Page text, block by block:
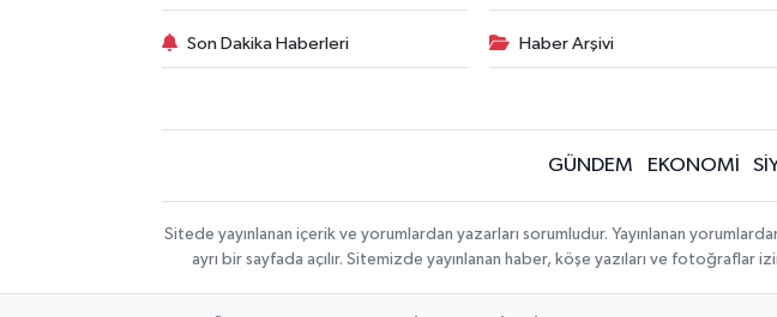
Son Dakika Haberleri Haber Arşivi
GÜNDEM EKONOMİ
Sitede yayınlanan içerik ve yorumlardan yazarları sorumludur. Yayınlanan
ayrı bir sayfada açılır. Sitemizde yayınlanan haber, köşe yazıları ve fotoğraflar